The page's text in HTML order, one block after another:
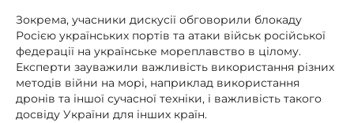
Зокрема, учасники дискусії обговорили блокаду
Росією українських портів та атаки військ російської
федерації на українське мореплавство в цілому.
Експерти зауважили важливість використання різних
методів війни на морі, наприклад використання
дронів та іншої сучасної техніки, і важливість такого
досвіду України для інших країн.